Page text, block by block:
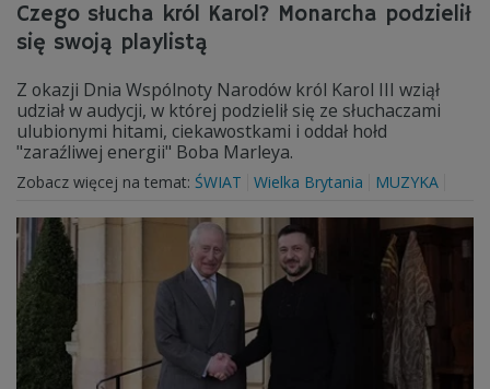
Czego słucha król Karol? Monarcha podzielił
się swoją playlistą
Z okazji Dnia Wspólnoty Narodów król Karol III wziął
udział w audycji, w której podzielił się ze słuchaczami
ulubionymi hitami, ciekawostkami i oddał hołd
"zaraźliwej energii" Boba Marleya.
Zobacz więcej na temat: ŚWIAT Wielka Brytania MUZYKA